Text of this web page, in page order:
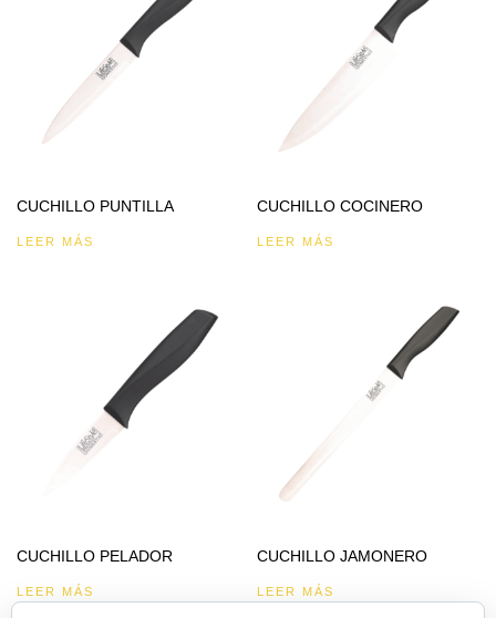
CUCHILLO PUNTILLA
LEER MÁS
CUCHILLO COCINERO
LEER MÁS
CUCHILLO PELADOR
LEER MÁS
CUCHILLO JAMONERO
LEER MÁS